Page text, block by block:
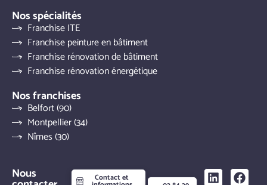
Nos spécialités
Franchise ITE
Franchise peinture en bâtiment
Franchise rénovation de bâtiment
Franchise rénovation énergétique
Nos franchises
Belfort (90)
Montpellier (34)
Nîmes (30)
Nous Contact et